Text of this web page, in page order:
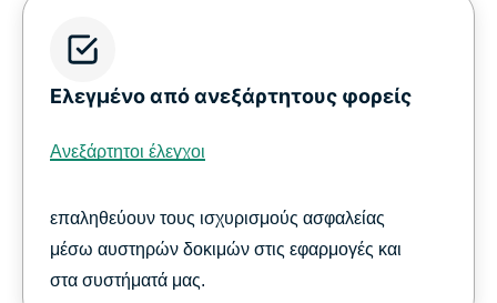
Ελεγμένο από ανεξάρτητους φορείς
Ανεξάρτητοι έλεγχοι
επαληθεύουν τους ισχυρισμούς ασφαλείας
μέσω αυστηρών δοκιμών στις εφαρμογές και
στα συστήματά μας.